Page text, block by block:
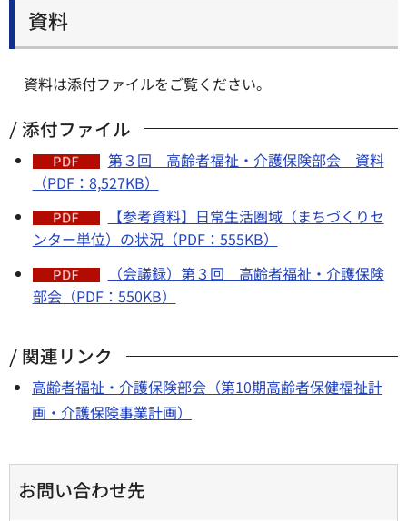
資料
資料は添付ファイルをご覧ください。
添付ファイル
第３回 高齢者福祉・介護保険部会 資料
（PDF：8,527KB）
【参考資料】日常生活圏域（まちづくりセ
ンター単位）の状況（PDF：555KB）
（会議録）第３回 高齢者福祉・介護保険
部会（PDF：550KB）
関連リンク
高齢者福祉・介護保険部会（第10期高齢者保健福祉計
画・介護保険事業計画）
お問い合わせ先